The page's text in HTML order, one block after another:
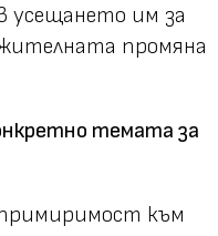
усещането им за
промяна
темата за
към